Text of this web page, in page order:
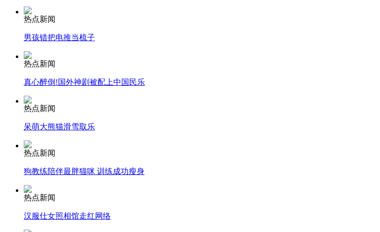
外交部：有关国家言论片面不公正
走！跟着总书记去植树
花炮节热闹非凡
纽约上演“枕头大战”
热点新闻
男孩错把电推当梳子
热点新闻
真心醉倒!国外神剧被配上中国民乐
热点新闻
呆萌大熊猫滑雪取乐
热点新闻
狗教练陪伴最胖猫咪 训练成功瘦身
热点新闻
汉服仕女照相馆走红网络